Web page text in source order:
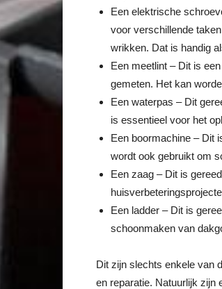
Een elektrische
voor verschillende
wrikken. Dat is handig
Een meetlint – Dit is
gemeten. Het kan
Een waterpas – Dit
is essentieel voor het
Een boormachine – Dit
wordt ook gebruikt om
Een zaag – Dit is
Een ladder – Dit is
schoonmaken van
Dit zijn slechts enkele van
en reparatie. Natuurlijk zijn